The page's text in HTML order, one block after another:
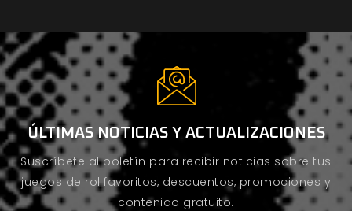
ÚLTIMAS NOTICIAS Y ACTUALIZACIONES
Suscríbete al boletín para recibir noticias sobre tus
juegos de rol favoritos, descuentos, promociones y
contenido gratuito.